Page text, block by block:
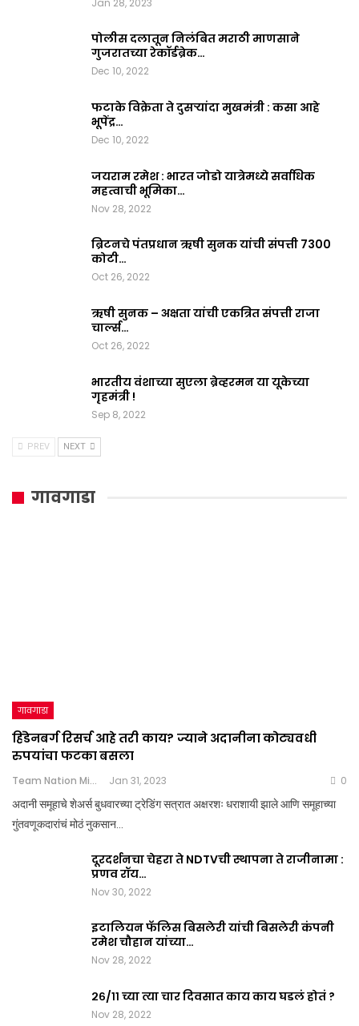
पोलीस दलातून निलंबित मराठी माणसाने
गुजरातच्या रेकॉर्डब्रेक…
Dec 10, 2022
फटाके विक्रेता ते दुसऱ्यांदा मुखमंत्री : कसा आहे
भूपेंद्र…
Dec 10, 2022
जयराम रमेश : भारत जोडो यात्रेमध्ये सर्वाधिक
महत्वाची भूमिका…
Nov 28, 2022
ब्रिटनचे पंतप्रधान ऋषी सुनक यांची संपत्ती 7300
कोटी…
Oct 26, 2022
ऋषी सुनक – अक्षता यांची एकत्रित संपत्ती राजा
चार्ल्स…
Oct 26, 2022
भारतीय वंशाच्या सुएला ब्रेव्हरमन या यूकेच्या
गृहमंत्री !
Sep 8, 2022
PREV NEXT
गावगाडा
गावगाडा
हिंडेनबर्ग रिसर्च आहे तरी काय? ज्याने अदानीना कोट्यवधी
रुपयांचा फटका बसला
Team Nation Mic Jan 31, 2023 0
अदानी समूहाचे शेअर्स बुधवारच्या ट्रेडिंग सत्रात अक्षरशः धराशायी झाले आणि समूहाच्या
गुंतवणूकदारांचं मोठं नुकसान…
दूरदर्शनचा चेहरा ते NDTVची स्थापना ते राजीनामा :
प्रणव रॉय…
Nov 30, 2022
इटालियन फॅलिस बिसलेरी यांची बिसलेरी कंपनी
रमेश चौहान यांच्या…
Nov 28, 2022
२६/११ च्या त्या चार दिवसात काय काय घडलं होतं ?
Nov 28, 2022